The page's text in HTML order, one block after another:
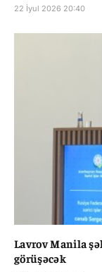
22 İyul 2026 20:40
Lavrov Manila
görüşəcək